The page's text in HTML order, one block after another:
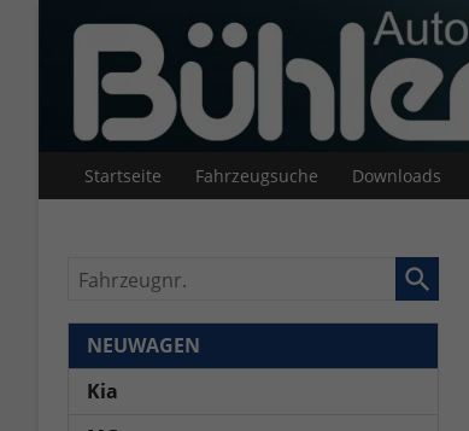
Startseite Fahrzeugsuche Downloads
Fahrzeugnr.
NEUWAGEN
Kia